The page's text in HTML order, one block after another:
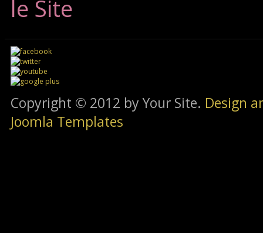
le Site
Copyright © 2012 by Your Site. Design
Joomla Templates